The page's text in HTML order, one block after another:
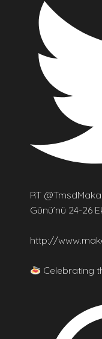
RT
Günü’nü 24-26
http://
Celebrating